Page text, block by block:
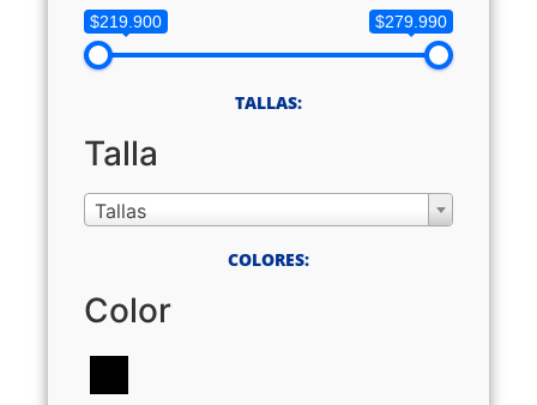
$219.900 $279.990
TALLAS:
Talla
Tallas
COLORES:
Color